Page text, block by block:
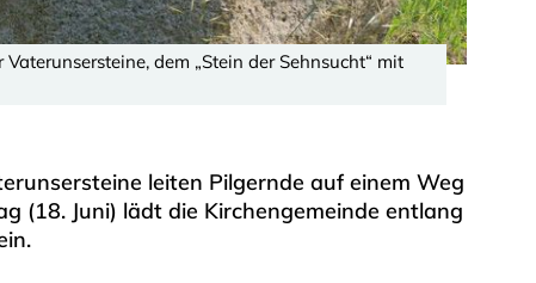
dem „Stein der Sehnsucht“ mit
leiten Pilgernde auf einem Weg
(18. Juni) lädt die Kirchengemeinde entlang